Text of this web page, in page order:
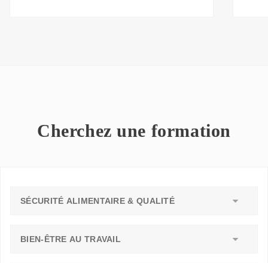
Cherchez une formation
SÉCURITÉ ALIMENTAIRE & QUALITÉ
BIEN-ÊTRE AU TRAVAIL